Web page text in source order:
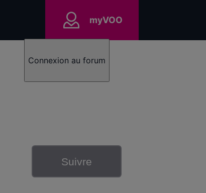
myVOO
Connexion au forum
Suivre